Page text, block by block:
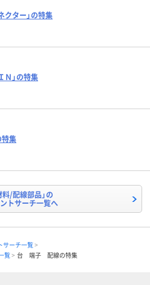
クター」の特集
Ｎ」の特集
特集
料/配線部品」の
トサーチ一覧へ
サーチ一覧
覧
台 端子 配線の特集